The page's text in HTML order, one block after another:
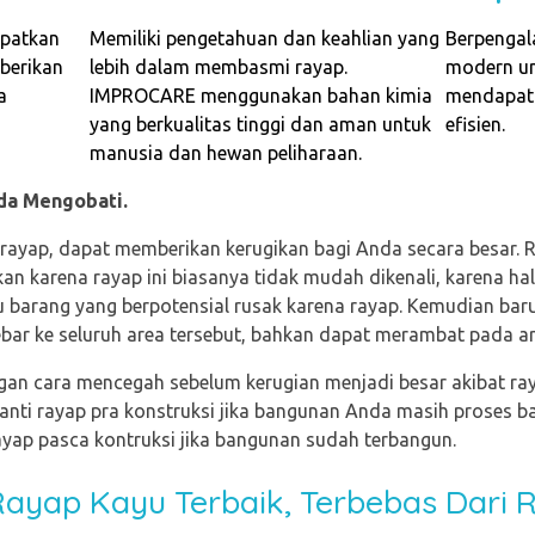
Memiliki pengetahuan dan keahlian yang
lebih dalam membasmi rayap.
IMPROCARE menggunakan bahan kimia
yang berkualitas tinggi dan aman untuk
manusia dan hewan peliharaan.
modern
efisien.
Mengobati.
dapat memberikan kerugikan bagi Anda secara besar.
karena rayap ini biasanya tidak mudah dikenali, karena
yang berpotensial rusak karena rayap. Kemudian
ke seluruh area tersebut, bahkan dapat merambat pada
cara mencegah sebelum kerugian menjadi besar akibat
rayap pra konstruksi jika bangunan Anda masih proses
pasca kontruksi jika bangunan sudah terbangun.
Kayu Terbaik, Terbebas Dari